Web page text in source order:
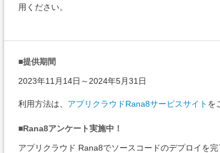
用ください。
■提供期間
2023年11月14日～2024年5月31日
利用方法は、 アプリクラウドRana8サービスサイト を
■Rana8アンケート実施中！
アプリクラウド Rana8でソースコードのデプロイを